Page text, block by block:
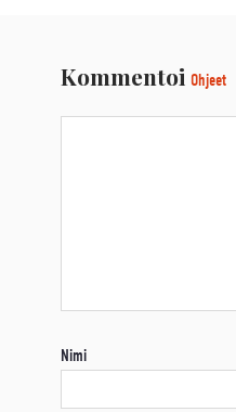
Kommentoi Ohjeet
Nimi